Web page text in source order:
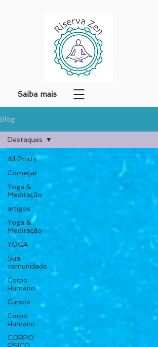
Saiba mais
Blog
All Posts
Começar
Yoga &
Meditação
artigos
Yoga &
Meditação
YOGA
Sua
comunidade
Corpo
Humano
Cursos
Corpo
Humano
CORPO
Destaques